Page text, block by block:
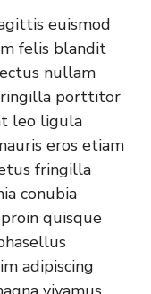
euismod
felis blandit
nullam
porttitor
leo ligula
eros etiam
fringilla
conubia
quisque
adipiscing